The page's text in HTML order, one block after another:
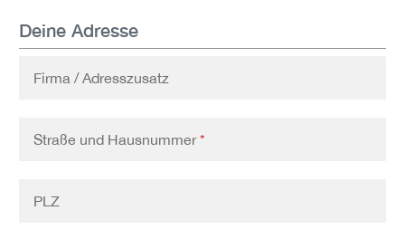
Deine Adresse
Firma / Adresszusatz
Straße und Hausnummer*
PLZ